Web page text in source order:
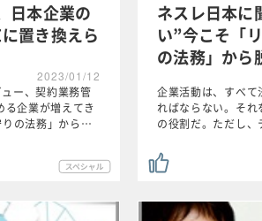
日本企業の
置き換えら
2023/01/12
ー、契約業務管
る企業が増えてき
りの法務」から…
ネスレ日本に
い”今こそ「
の法務」から
企業活動は、すべ
ればならない。そ
の役割だ。ただし